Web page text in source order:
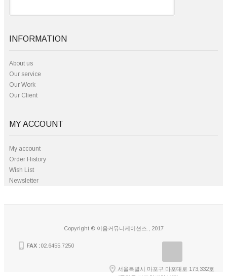
INFORMATION
About us
Our service
Our Work
Our Client
MY ACCOUNT
My account
Order History
Wish List
Newsletter
Copyright © 이음커뮤니케이션즈., 2017
FAX :02.6455.7250
서울특별시 마포구 마포대로 173,332호